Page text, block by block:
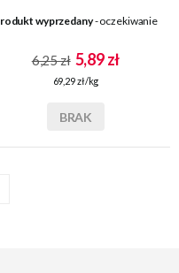
wyprzedany- oczekiwanie
6,25 zł 5,89 zł
69,29 zł/kg
BRAK